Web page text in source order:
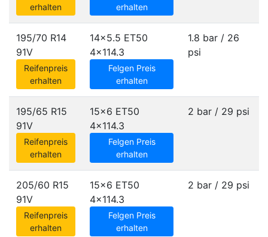
erhalten
erhalten
195/70 R14
91V
Reifenpreis
erhalten
14x5.5 ET50
4x114.3
Felgen Preis
erhalten
1.8 bar / 26
psi
195/65 R15
91V
Reifenpreis
erhalten
15x6 ET50
4x114.3
Felgen Preis
erhalten
2 bar / 29 psi
205/60 R15
91V
Reifenpreis
erhalten
15x6 ET50
4x114.3
Felgen Preis
erhalten
2 bar / 29 psi